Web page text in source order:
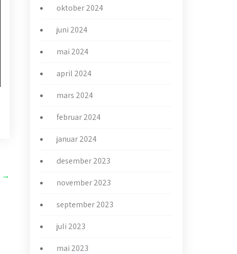
→
oktober 2024
juni 2024
mai 2024
april 2024
mars 2024
februar 2024
januar 2024
desember 2023
november 2023
september 2023
juli 2023
mai 2023